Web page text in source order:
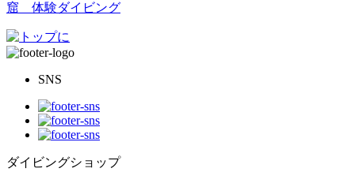
窟 体験ダイビング
SNS
ダイビングショップ